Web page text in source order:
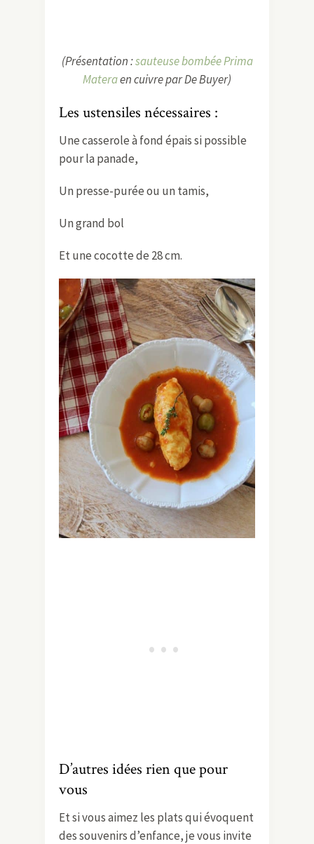
(Présentation :sauteuse bombée Prima
Materaen cuivre par De Buyer)
Les ustensiles nécessaires :
Une casserole à fond épais si possible
pour la panade,
Un presse-purée ou un tamis,
Un grand bol
Et une cocotte de 28 cm.
D’autres idées rien que pour
vous
Et si vous aimez les plats qui évoquent
des souvenirs d’enfance, je vous invite